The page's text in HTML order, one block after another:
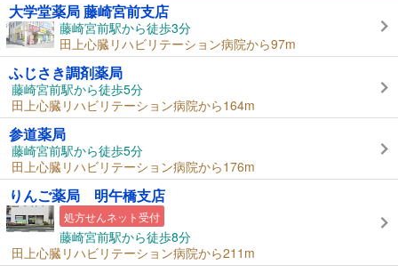
大学堂薬局 藤崎宮前支店
藤崎宮前駅から徒歩3分
田上心臓リハビリテーション病院から97m
ふじさき調剤薬局
藤崎宮前駅から徒歩5分
田上心臓リハビリテーション病院から164m
参道薬局
藤崎宮前駅から徒歩5分
田上心臓リハビリテーション病院から176m
りんご薬局 明午橋支店
処方せんネット受付
藤崎宮前駅から徒歩8分
田上心臓リハビリテーション病院から211m